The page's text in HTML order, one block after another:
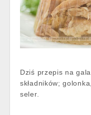
Dziś przepis na
składników;
seler.